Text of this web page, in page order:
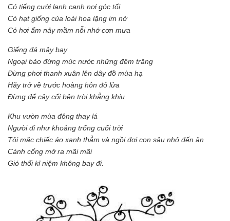
Có tiếng cười lanh canh nơi góc tối
Có hạt giống của loài hoa lặng im nở
Có hơi ấm nảy mầm nỗi nhớ cơn mưa
Giếng đá mây bay
Ngoại bảo đừng múc nước những đêm trăng
Đừng phơi thanh xuân lên dây đồ mùa hạ
Hãy trở về trước hoàng hôn đỏ lửa
Đừng để cây cối bên trời khẳng khiu
Khu vườn mùa đông thay lá
Người đi như khoảng trống cuối trời
Tôi mặc chiếc áo xanh thẳm và ngồi đợi con sâu nhỏ đến ăn
Cánh cổng mở ra mãi mãi
Gió thổi kỉ niệm không bay đi.